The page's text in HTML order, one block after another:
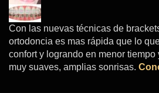
Con las nuevas técnicas de
ortodoncia es mas rápida que lo
confort y logrando en menor
muy suaves, amplias sonrisas.